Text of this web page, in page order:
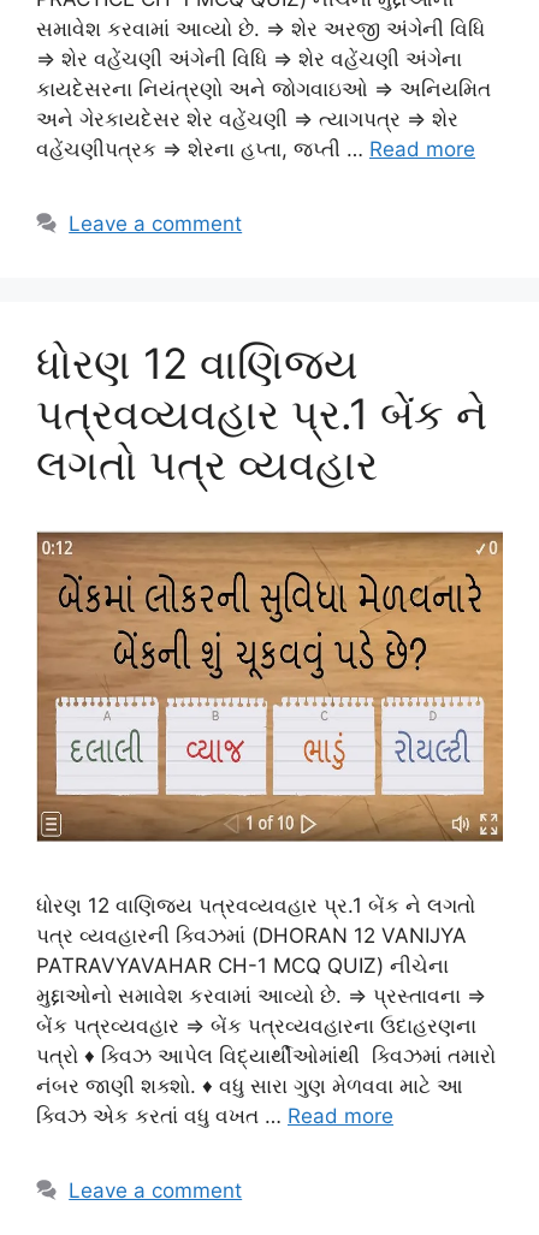
સમાવેશ કરવામાં આવ્યો છે. ⇒ શેર અરજી અંગેની વિધિ
⇒ શેર વહેંચણી અંગેની વિધિ ⇒ શેર વહેંચણી અંગેના
કાયદેસરના નિયંત્રણો અને જોગવાઇઓ ⇒ અનિયમિત
અને ગેરકાયદેસર શેર વહેંચણી ⇒ ત્યાગપત્ર ⇒ શેર
વહેંચણીપત્રક ⇒ શેરના હપ્તા, જપ્તી … Read more
Leave a comment
ધોરણ 12 વાણિજય
પત્રવવ્યવહાર પ્ર.1 બેંક ને
લગતો પત્ર વ્યવહાર
ધોરણ 12 વાણિજય પત્રવવ્યવહાર પ્ર.1 બેંક ને લગતો
પત્ર વ્યવહારની ક્વિઝમાં (DHORAN 12 VANIJYA
PATRAVYAVAHAR CH-1 MCQ QUIZ) નીચેના
મુદ્દાઓનો સમાવેશ કરવામાં આવ્યો છે. ⇒ પ્રસ્તાવના ⇒
બેંક પત્રવ્યવહાર ⇒ બેંક પત્રવ્યવહારના ઉદાહરણના
પત્રો ♦ ક્વિઝ આપેલ વિદ્યાર્થીઓમાંથી ક્વિઝમાં તમારો
નંબર જાણી શક્શો. ♦ વધુ સારા ગુણ મેળવવા માટે આ
ક્વિઝ એક કરતાં વધુ વખત … Read more
Leave a comment